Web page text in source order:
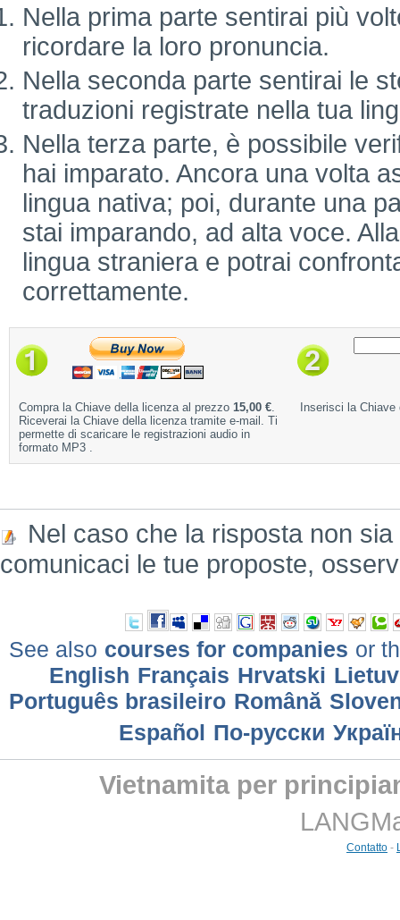
Nella prima parte sentirai più
ricordare la loro pronuncia.
Nella seconda parte sentirai le
traduzioni registrate nella tua
Nella terza parte, è possibile
hai imparato. Ancora una volta
lingua nativa; poi, durante una
stai imparando, ad alta voce.
lingua straniera e potrai
correttamente.
Compra la Chiave della licenza al prezzo 15,00 €.
Riceverai la Chiave della licenza tramite e-mail. Ti
permette di scaricare le registrazioni audio in
formato MP3 .
Inserisci la
Nel caso che la risposta non
comunicaci le tue proposte,
See also courses for companies or
English Français Hrvatski
Português brasileiro Română
Еspañol По-русски
Vietnamita per
Contatto -